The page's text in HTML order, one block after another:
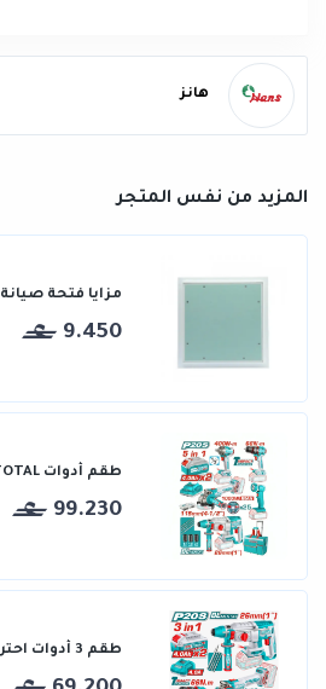
هانز
المزيد من نفس المتجر
مزايا فتحة صيانة 50-50
9.450
طقم أدوات TOTAL اللاسلكي 5×1
99.230
طقم 3 أدوات احترافية من توتال